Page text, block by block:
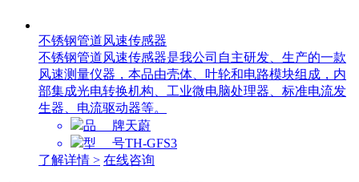
不锈钢管道风速传感器
不锈钢管道风速传感器是我公司自主研发、生产的一款
风速测量仪器，本品由壳体、叶轮和电路模块组成，内
部集成光电转换机构、工业微电脑处理器、标准电流发
生器、电流驱动器等。
品 牌天蔚
型 号TH-GFS3
了解详情 > 在线咨询